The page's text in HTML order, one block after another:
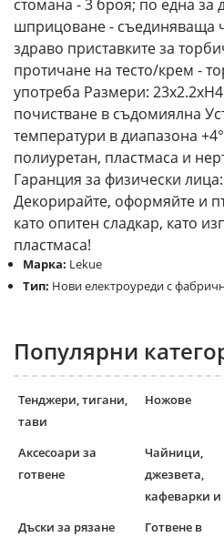
стомана - 3 броя; по една за
шприцоване - съединяваща
здраво приставките за
протичане на тесто/крем -
употреба Размери:
почистване в съдомиялна
температури в диапазона
полиуретан, пластмаса и
Гаранция за физически
Декорирайте, оформяйте и
като опитен сладкар, като
пластмаса!
Марка: Lekue
Тип: Нови електроуреди с
Популярни
Тенджери, тигани,
тави
Ножове
Аксесоари за
готвене
Чайници,
джезвета,
кафеварки и
Дъски за рязане
Готвене в